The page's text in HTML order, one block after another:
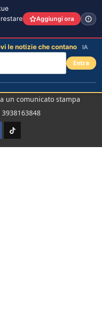
un comunicato stampa
TikTok
Aggiungi ora
le notizie che contano IA
Entra